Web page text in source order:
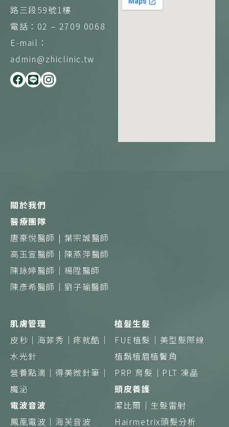
路三段59號1樓
電話：02 – 2709 0068
E-mail：
admin@zhiclinic.tw
F
a
L
i
I
n
關於我們
醫療團隊
唐豪悅醫師 | 葉宗誠醫師
高玉宣醫師 | 陳燕萍醫師
陳詠婷醫師｜ 楊陞醫師
陳彥希醫師｜ 劉子瑜醫師
肌膚管理
皮秒｜ 海菲秀｜疼就酷｜
水光針
營養點滴｜得美微針筆｜
魔泌
電波音波
鳳凰電波｜ 海芙音波
植髮生髮
FUE植髮｜ 美型髮際線
植鬍植眉植鬢角
PRP 育髮｜ PLT 凍晶
頭皮養護
潔比爾｜ 生髮雷射
Hairmetrix頭髮分析